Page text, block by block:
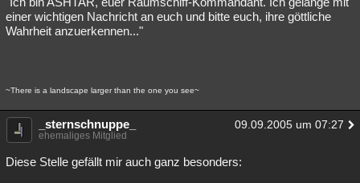
einer wichtigen Nachricht an euch und bitte euch, ihre göttliche
Wahrheit anzuerkennen..."
~There is a landscape larger than the one you see~
_sternschnuppe_ 09.09.2005 um 07:27
ehemaliges Mitglied
Diese Stelle gefällt mir auch ganz besonders: